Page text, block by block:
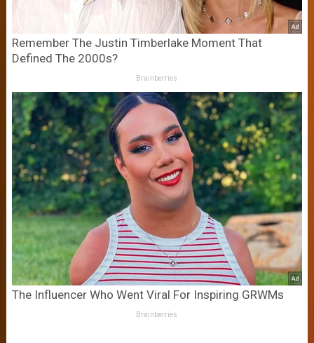
Remember The Justin Timberlake Moment That
Defined The 2000s?
Brainberries
The Influencer Who Went Viral For Inspiring GRWMs
Brainberries